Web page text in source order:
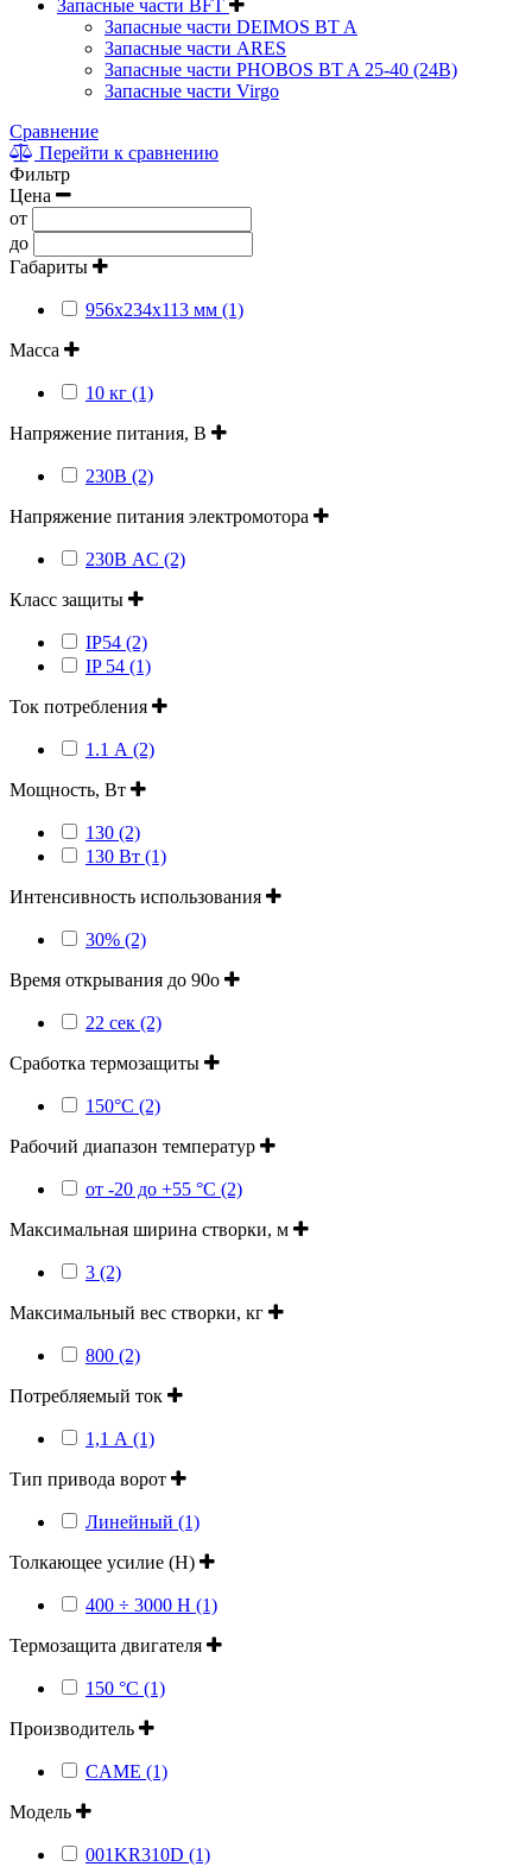
Запасные части BFT
Запасные части DEIMOS BT A
Запасные части ARES
Запасные части PHOBOS BT A 25-40 (24B)
Запасные части Virgo
Сравнение
Перейти к сравнению
Фильтр
Цена
от
до
Габариты
956х234х113 мм (1)
Масса
10 кг (1)
Напряжение питания, В
230В (2)
Напряжение питания электромотора
230В AC (2)
Класс защиты
IP54 (2)
IP 54 (1)
Ток потребления
1.1 А (2)
Мощность, Вт
130 (2)
130 Вт (1)
Интенсивность использования
30% (2)
Время открывания до 90о
22 сек (2)
Сработка термозащиты
150°C (2)
Рабочий диапазон температур
от -20 до +55 °С (2)
Максимальная ширина створки, м
3 (2)
Максимальный вес створки, кг
800 (2)
Потребляемый ток
1,1 А (1)
Тип привода ворот
Линейный (1)
Толкающее усилие (Н)
400 ÷ 3000 Н (1)
Термозащита двигателя
150 °C (1)
Производитель
CAME (1)
Модель
001KR310D (1)